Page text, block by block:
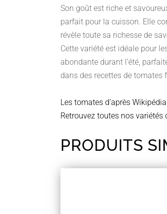
Son goût est riche et
parfait pour la cuisson. Elle
révèle toute sa richesse de
Cette variété est idéale pour
abondante durant l’été,
dans des recettes de
Les tomates d’après Wikipédia
Retrouvez toutes nos variétés
PRODUITS